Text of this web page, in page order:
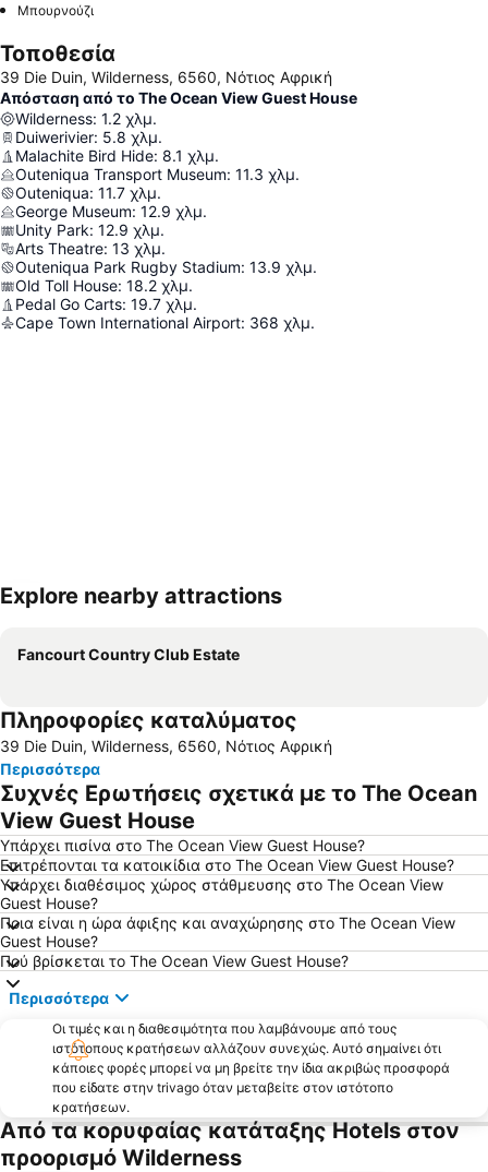
Μπουρνούζι
Τοποθεσία
39 Die Duin, Wilderness, 6560, Νότιος Αφρική
Απόσταση από το The Ocean View Guest House
Wilderness: 1.2 χλμ.
Duiwerivier: 5.8 χλμ.
Malachite Bird Hide: 8.1 χλμ.
Outeniqua Transport Museum: 11.3 χλμ.
Outeniqua: 11.7 χλμ.
George Museum: 12.9 χλμ.
Unity Park: 12.9 χλμ.
Arts Theatre: 13 χλμ.
Outeniqua Park Rugby Stadium: 13.9 χλμ.
Old Toll House: 18.2 χλμ.
Pedal Go Carts: 19.7 χλμ.
Cape Town International Airport: 368 χλμ.
Ανάπτυξη χάρτη
Explore nearby attractions
Fancourt Country Club Estate
Πληροφορίες καταλύματος
39 Die Duin, Wilderness, 6560, Νότιος Αφρική
Περισσότερα
Συχνές Ερωτήσεις σχετικά με το The Ocean
View Guest House
Υπάρχει πισίνα στο The Ocean View Guest House?
Επιτρέπονται τα κατοικίδια στο The Ocean View Guest House?
Υπάρχει διαθέσιμος χώρος στάθμευσης στο The Ocean View
Guest House?
Ποια είναι η ώρα άφιξης και αναχώρησης στο The Ocean View
Guest House?
Πού βρίσκεται το The Ocean View Guest House?
Περισσότερα
Οι τιμές και η διαθεσιμότητα που λαμβάνουμε από τους
ιστότοπους κρατήσεων αλλάζουν συνεχώς. Αυτό σημαίνει ότι
κάποιες φορές μπορεί να μη βρείτε την ίδια ακριβώς προσφορά
που είδατε στην trivago όταν μεταβείτε στον ιστότοπο
κρατήσεων.
Από τα κορυφαίας κατάταξης Hotels στον
προορισμό Wilderness